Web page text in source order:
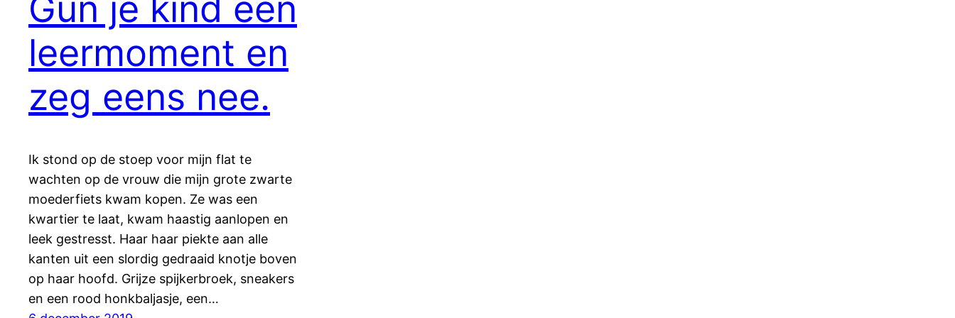
leermoment en
zeg eens nee.
Ik stond op de stoep voor mijn flat te
wachten op de vrouw die mijn grote zwarte
moederfiets kwam kopen. Ze was een
kwartier te laat, kwam haastig aanlopen en
leek gestresst. Haar haar piekte aan alle
kanten uit een slordig gedraaid knotje boven
op haar hoofd. Grijze spijkerbroek, sneakers
en een rood honkbaljasje, een…